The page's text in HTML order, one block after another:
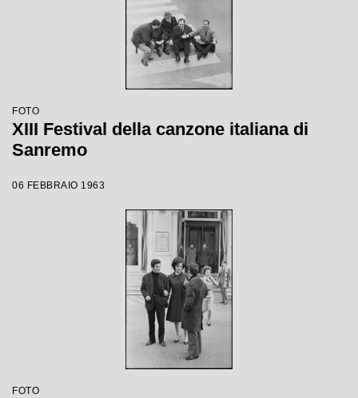
FOTO
XIII Festival della canzone italiana di
Sanremo
06 FEBBRAIO 1963
FOTO